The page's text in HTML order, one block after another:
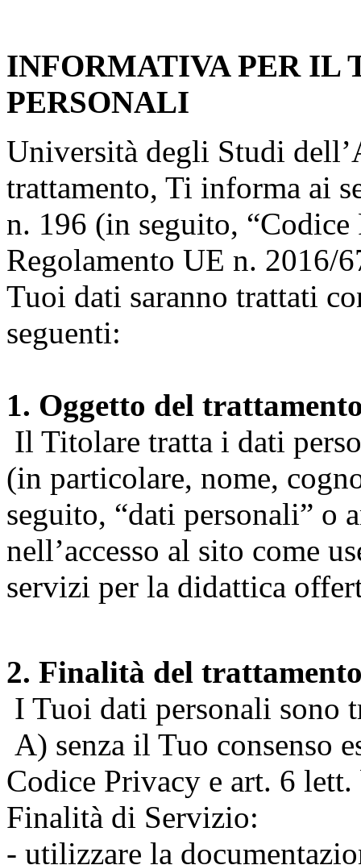
INFORMATIVA PER IL
PERSONALI
Università degli Studi
trattamento, Ti informa ai
n. 196 (in seguito, “Codice
Regolamento UE n. 2016/
Tuoi dati saranno trattati
seguenti:
1. Oggetto del
Il Titolare tratta i dati
(in particolare, nome,
seguito, “dati personali” o
nell’accesso al sito come
servizi per la didattica
2. Finalità del
I Tuoi dati personali sono
A) senza il Tuo consenso
Codice Privacy e art. 6
Finalità di Servizio:
- utilizzare la